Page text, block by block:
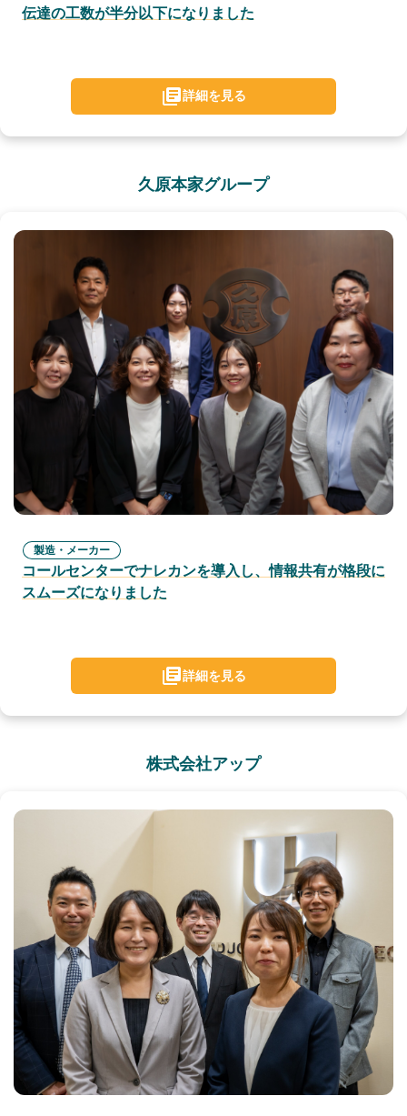
伝達の工数が半分以下になりました
詳細を見る
久原本家グループ
製造・メーカー
コールセンターでナレカンを導入し、情報共有が格段に
スムーズになりました
詳細を見る
株式会社アップ